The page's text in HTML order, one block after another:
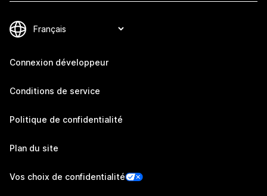
Connexion développeur
Conditions de service
Politique de confidentialité
Plan du site
Vos choix de confidentialité